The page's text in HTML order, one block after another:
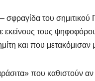
του σημιτικού
τους
και που
που καθιστούν